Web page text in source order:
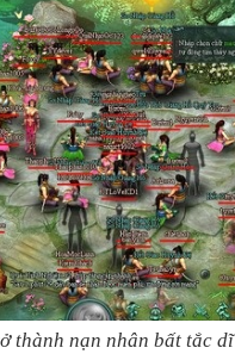
thành nạn nhân bất tắc